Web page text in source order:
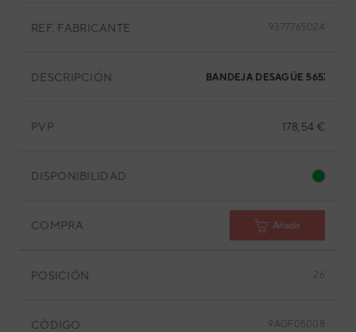
REF. FABRICANTE 9377765024
DESCRIPCIÓN BANDEJA DESAGÜE 565X565
PVP 178,54 €
DISPONIBILIDAD
COMPRA Añadir
POSICIÓN 26
CÓDIGO 9AGF05008